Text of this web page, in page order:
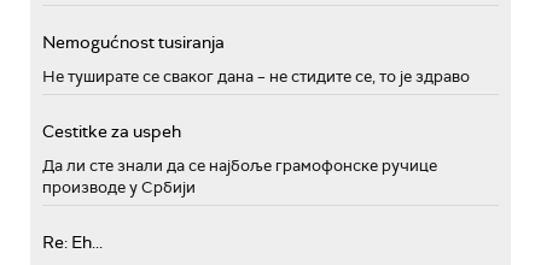
Nemogućnost tusiranja
Не туширате се сваког дана – не стидите се, то је здраво
Cestitke za uspeh
Да ли сте знали да се најбоље грамофонске ручице
производе у Србији
Re: Eh...